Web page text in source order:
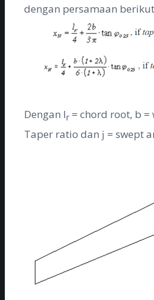
dengan persamaan
Dengan lr= chord root, b =
Taper ratio danj = swept